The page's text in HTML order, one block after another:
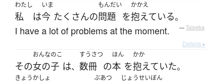
わたし
私 は
いま
今 たくさんの
もんだい
問題 を
かかえ
抱えている。
I have a lot of problems at the moment. — Tatoeba
Details ▸
その
おんなのこ
女の子 は、
すうさつ
数冊 の
ほん
本 を
かか
抱えていた。
きょうかしょ ぶあつ じょうせいぼん